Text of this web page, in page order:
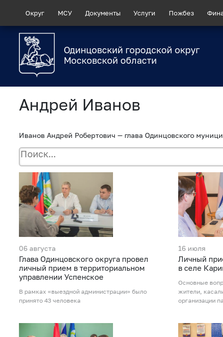
Округ МСУ Документы Услуги Пожбез
Одинцовский городской округ
Московской области
Андрей Иванов
Иванов Андрей Робертович — глава Одинцовского
06 августа
Глава Одинцовского округа провел
личный прием в территориальном
управлении Успенское
В рамках «выездной администрации» было
принято 43 человека
16 июля
Личный
в селе
Основные
жители,
организации